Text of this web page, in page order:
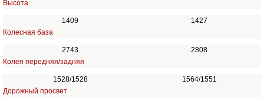
Высота
1409
1427
Колесная база
2743
2808
Колея передняя/задняя
1528/1528
1564/1551
Дорожный просвет